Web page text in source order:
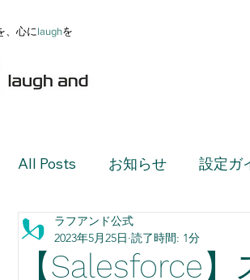
、心にlaughを
All Posts お知らせ 設定ガ
設定ガイド（上級編）
【Salesforce
ラフアンド公式
2023年5月25日 読了時間: 1分